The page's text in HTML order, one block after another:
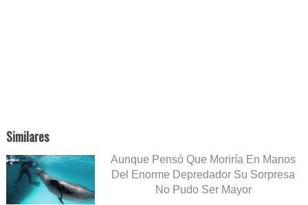
Similares
Aunque Pensó Que Moriría En Manos
Del Enorme Depredador Su Sorpresa
No Pudo Ser Mayor